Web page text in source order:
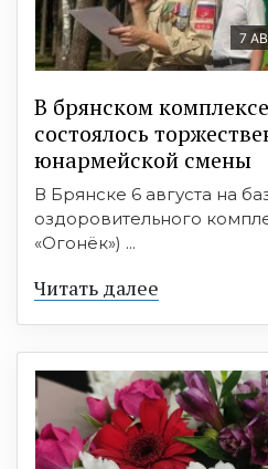
7
В брянском
состоялось
юнармейской смены
В Брянске 6 августа на
оздоровительного
«Огонёк») ...
Читать далее